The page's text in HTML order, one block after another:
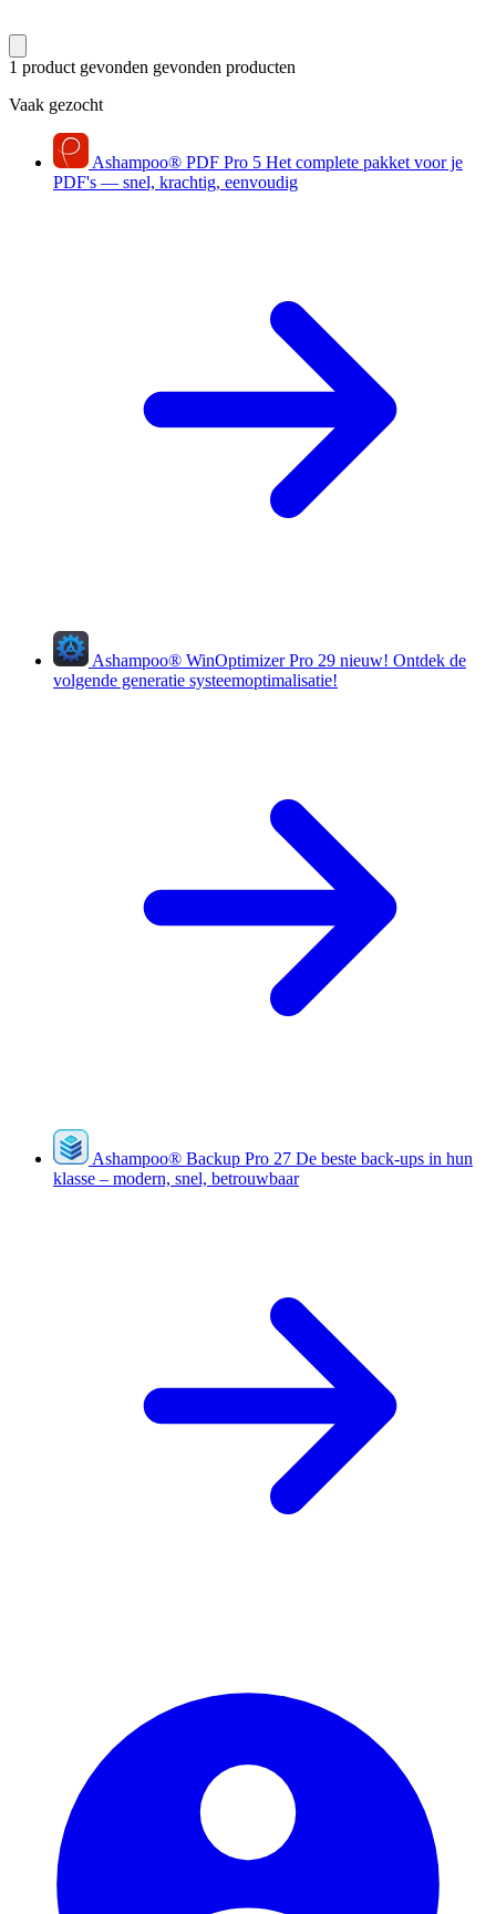
1 product gevonden gevonden producten
Vaak gezocht
Ashampoo® PDF Pro 5 Het complete pakket voor je
PDF's — snel, krachtig, eenvoudig
Ashampoo® WinOptimizer Pro 29 nieuw! Ontdek de
volgende generatie systeemoptimalisatie!
Ashampoo® Backup Pro 27 De beste back-ups in hun
klasse – modern, snel, betrouwbaar